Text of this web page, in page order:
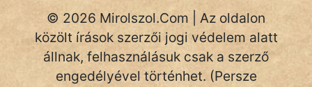
© 2026 Mirolszol.Com | Az oldalon
közölt írások szerzői jogi védelem alatt
állnak, felhasználásuk csak a szerző
engedélyével történhet. (Persze